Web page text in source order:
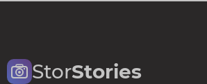
StorStories